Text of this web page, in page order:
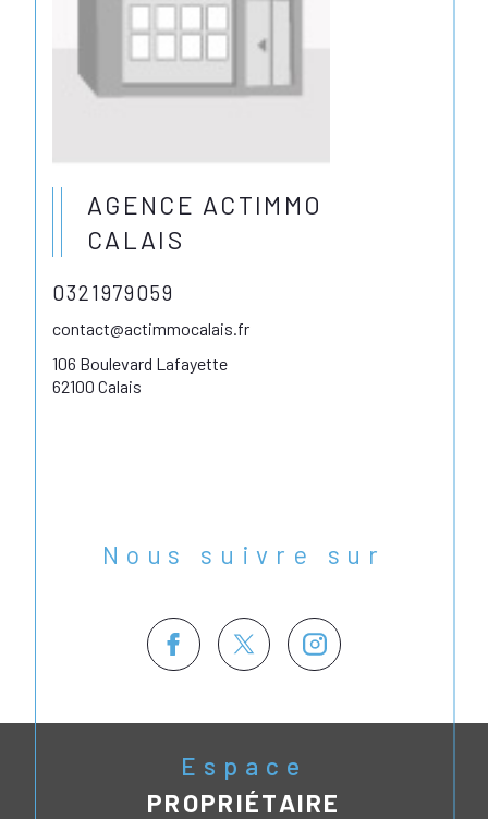
AGENCE ACTIMMO
CALAIS
0321979059
contact@actimmocalais.fr
106 Boulevard Lafayette
62100 Calais
Nous suivre sur
Espace
PROPRIÉTAIRE